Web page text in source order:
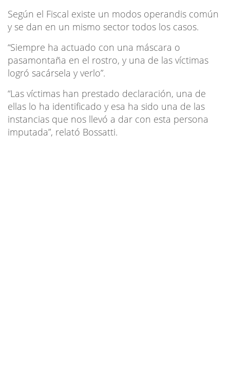
Según el Fiscal existe un modos operandis común
y se dan en un mismo sector todos los casos.
“Siempre ha actuado con una máscara o
pasamontaña en el rostro, y una de las víctimas
logró sacársela y verlo”.
“Las víctimas han prestado declaración, una de
ellas lo ha identificado y esa ha sido una de las
instancias que nos llevó a dar con esta persona
imputada”, relató Bossatti.